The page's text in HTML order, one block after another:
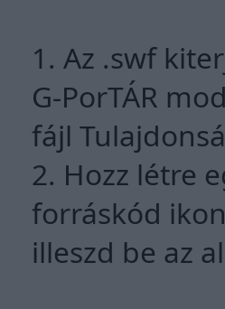
1. Az .swf
G-PorTÁR
fájl
2. Hozz létre
forráskód
illeszd be az